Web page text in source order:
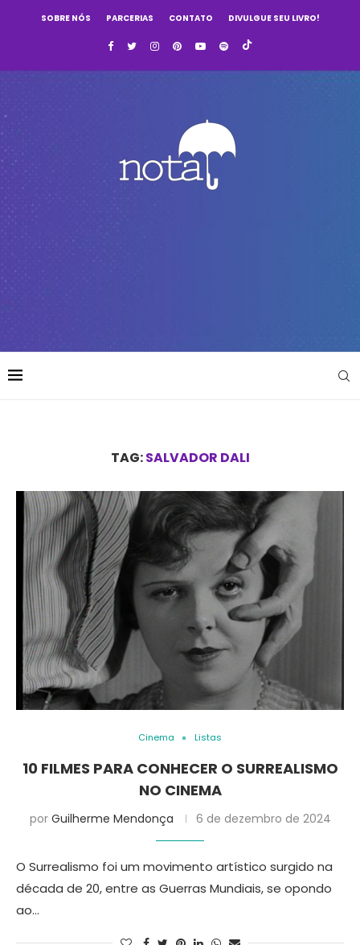
SOBRE NÓS PARCERIAS CONTATO DIVULGUE SEU LIVRO!
TAG:SALVADOR DALI
Cinema Listas
10 FILMES PARA CONHECER O SURREALISMO
NO CINEMA
por Guilherme Mendonça 6 de dezembro de 2024
O Surrealismo foi um movimento artístico surgido na
década de 20, entre as Guerras Mundiais, se opondo
ao…